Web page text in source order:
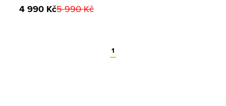
4 990 Kč5 990 Kč
1